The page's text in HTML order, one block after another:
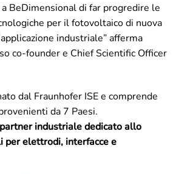
BeDimensional di far progredire le
per il fotovoltaico di nuova
industriale” afferma
co-founder e Chief Scientific Officer
dal Fraunhofer ISE e comprende
da 7 Paesi.
industriale dedicato allo
per elettrodi, interfacce e